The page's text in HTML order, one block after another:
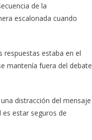
de la
escalonada cuando
respuestas estaba en el
mantenía fuera del debate
distracción del mensaje
estar seguros de